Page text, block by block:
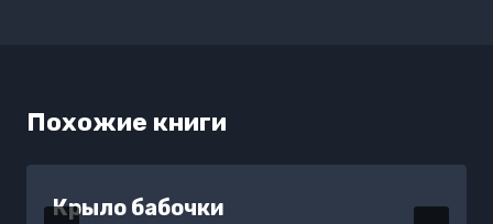
Похожие книги
Крыло бабочки